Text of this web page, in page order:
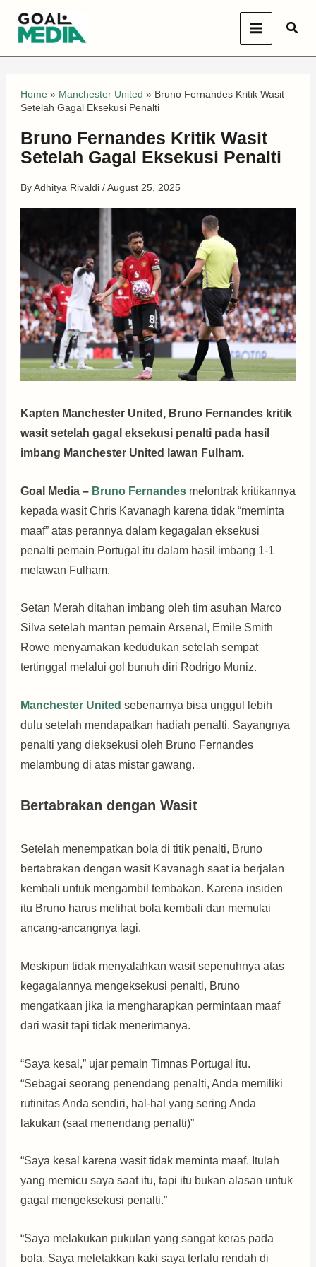
Home» Manchester United » Bruno Fernandes Kritik Wasit
Setelah Gagal Eksekusi Penalti
Bruno Fernandes Kritik Wasit
Setelah Gagal Eksekusi Penalti
ByAdhitya Rivaldi /August 25, 2025
Kapten Manchester United, Bruno Fernandes kritik
wasit setelah gagal eksekusi penalti pada hasil
imbang Manchester United lawan Fulham.
Goal Media – Bruno Fernandesmelontrak kritikannya
kepada wasit Chris Kavanagh karena tidak “meminta
maaf” atas perannya dalam kegagalan eksekusi
penalti pemain Portugal itu dalam hasil imbang 1-1
melawan Fulham.
Setan Merah ditahan imbang oleh tim asuhan Marco
Silva setelah mantan pemain Arsenal, Emile Smith
Rowe menyamakan kedudukan setelah sempat
tertinggal melalui gol bunuh diri Rodrigo Muniz.
Manchester United sebenarnya bisa unggul lebih
dulu setelah mendapatkan hadiah penalti. Sayangnya
penalti yang dieksekusi oleh Bruno Fernandes
melambung di atas mistar gawang.
Bertabrakan dengan Wasit
Setelah menempatkan bola di titik penalti, Bruno
bertabrakan dengan wasit Kavanagh saat ia berjalan
kembali untuk mengambil tembakan. Karena insiden
itu Bruno harus melihat bola kembali dan memulai
ancang-ancangnya lagi.
Meskipun tidak menyalahkan wasit sepenuhnya atas
kegagalannya mengeksekusi penalti, Bruno
mengatkaan jika ia mengharapkan permintaan maaf
dari wasit tapi tidak menerimanya.
“Saya kesal,” ujar pemain Timnas Portugal itu.
“Sebagai seorang penendang penalti, Anda memiliki
rutinitas Anda sendiri, hal-hal yang sering Anda
lakukan (saat menendang penalti)”
“Saya kesal karena wasit tidak meminta maaf. Itulah
yang memicu saya saat itu, tapi itu bukan alasan untuk
gagal mengeksekusi penalti.”
“Saya melakukan pukulan yang sangat keras pada
bola. Saya meletakkan kaki saya terlalu rendah di